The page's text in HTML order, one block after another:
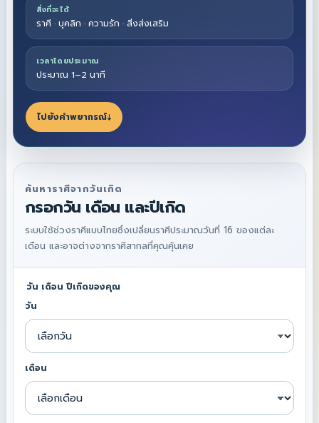
สิ่งที่จะได้
ราศี · บุคลิก · ความรัก · สิ่งส่งเสริม
เวลาโดยประมาณ
ประมาณ 1–2 นาที
ไปยังคำพยากรณ์↓
ค้นหาราศีจากวันเกิด
กรอกวัน เดือน และปีเกิด
ระบบใช้ช่วงราศีแบบไทยซึ่งเปลี่ยนราศีประมาณวันที่ 16 ของแต่ละ
เดือน และอาจต่างจากราศีสากลที่คุณคุ้นเคย
วัน เดือน ปีเกิดของคุณ
วัน
เดือน